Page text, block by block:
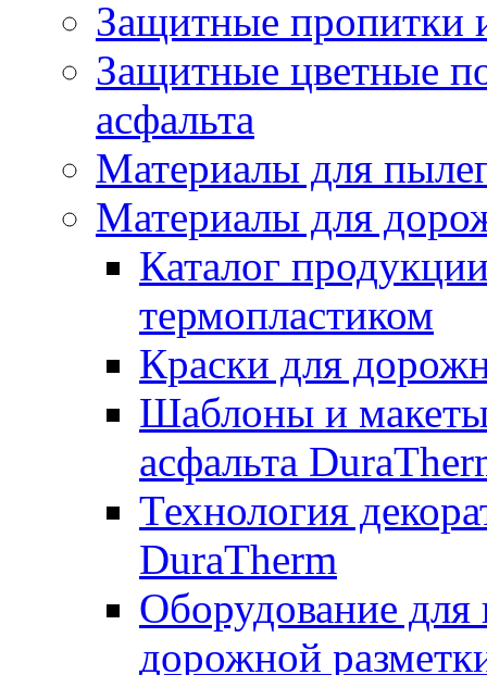
Защитные пропитки
Защитные цветные
асфальта
Материалы для
Материалы для
Каталог
термопластиком
Краски для
Шаблоны и макеты
асфальта
Технология
DuraTherm
Оборудование для
дорожной